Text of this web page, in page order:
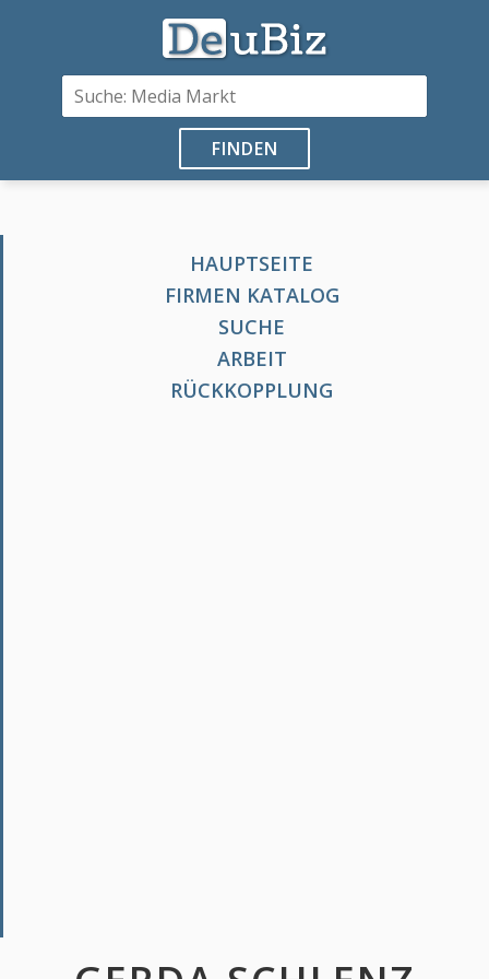
FINDEN
HAUPTSEITE
FIRMEN KATALOG
SUCHE
ARBEIT
RÜCKKOPPLUNG